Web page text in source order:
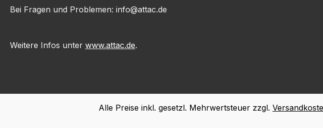
Bei Fragen und Problemen: info@attac.de
Weitere Infos unter www.attac.de.
Alle Preise inkl. gesetzl. Mehrwertsteuer zzgl.